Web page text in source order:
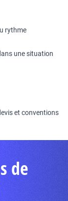
rythme
une situation
et conventions
de